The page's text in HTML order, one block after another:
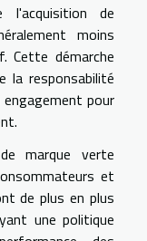
l'acquisition de
moins
Cette démarche
la responsabilité
pour
marque verte
et
de plus en plus
une politique